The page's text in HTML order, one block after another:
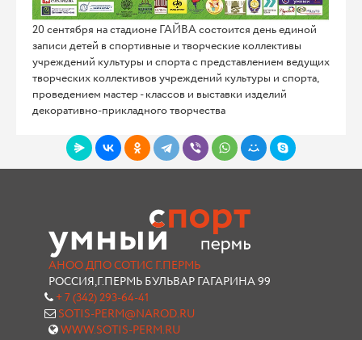
20 сентября на стадионе ГАЙВА состоится день единой
записи детей в спортивные и творческие коллективы
учреждений культуры и спорта с представлением ведущих
творческих коллективов учреждений культуры и спорта,
проведением мастер - классов и выставки изделий
декоративно-прикладного творчества
АНОО ДПО СОТИС Г.ПЕРМЬ
РОССИЯ,Г.ПЕРМЬ БУЛЬВАР ГАГАРИНА 99
+ 7 (342) 293-64-41
SOTIS-PERM@NAROD.RU
WWW.SOTIS-PERM.RU